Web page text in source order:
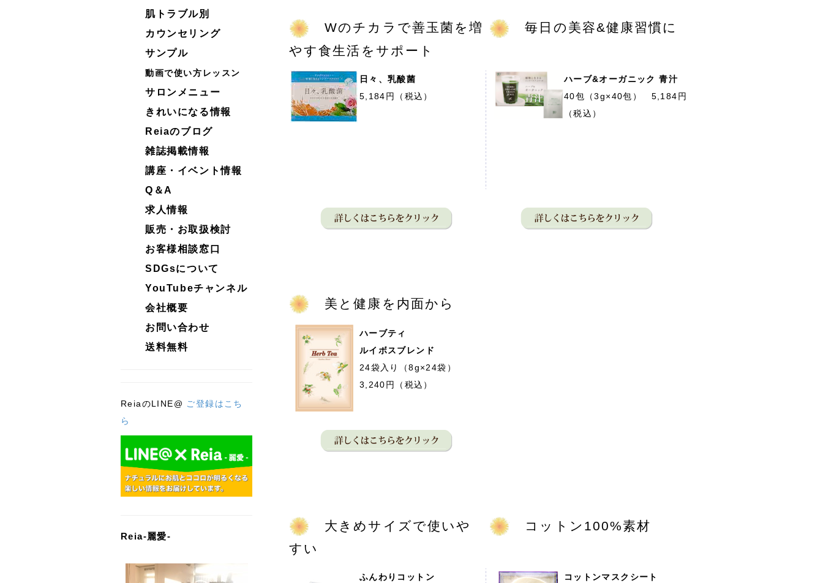
Wのチカラで善玉菌を増
やす食生活をサポート
毎日の美容&健康習慣に
日々、乳酸菌
5,184円（税込）
ハーブ&オーガニック 青汁
40包（3g×40包） 5,184円
（税込）
美と健康を内面から
ハーブティ
ルイボスブレンド
24袋入り（8g×24袋）
3,240円（税込）
大きめサイズで使いや
すい
コットン100%素材
ふんわりコットン
コットンマスクシート
肌トラブル別
カウンセリング
サンプル
動画で使い方レッスン
サロンメニュー
きれいになる情報
Reiaのブログ
雑誌掲載情報
講座・イベント情報
Q＆A
求人情報
販売・お取扱検討
お客様相談窓口
SDGsについて
YouTubeチャンネル
会社概要
お問い合わせ
送料無料
ReiaのLINE@ ご登録はこち
ら
Reia-麗愛-